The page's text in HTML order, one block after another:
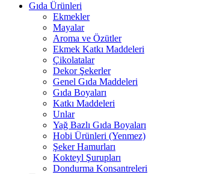
Gıda Ürünleri
Ekmekler
Mayalar
Aroma ve Özütler
Ekmek Katkı Maddeleri
Çikolatalar
Dekor Şekerler
Genel Gıda Maddeleri
Gıda Boyaları
Katkı Maddeleri
Unlar
Yağ Bazlı Gıda Boyaları
Hobi Ürünleri (Yenmez)
Şeker Hamurları
Kokteyl Şurupları
Dondurma Konsantreleri